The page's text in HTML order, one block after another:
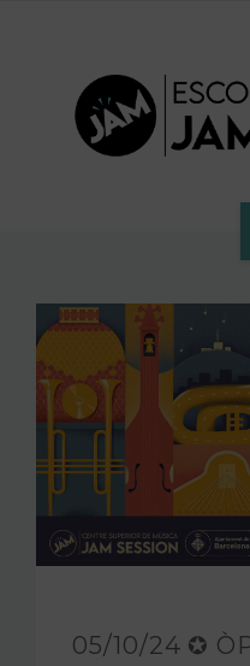
ESCOLA
PROGRAMA D’ACCÉS
CENTRE SUPERIOR
FUNDACIÓ JAM
05/10/24 ✪